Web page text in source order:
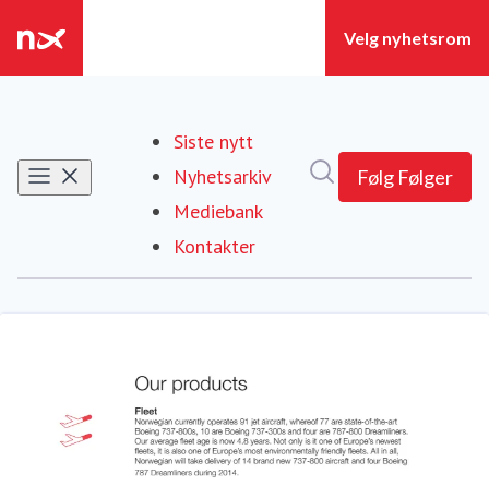
Siste nytt
Nyhetsarkiv
Mediebank
Kontakter
Følg Følger